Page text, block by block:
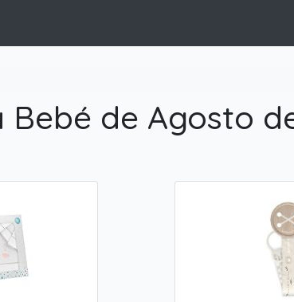
de Agosto